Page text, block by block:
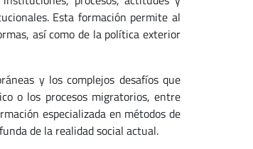
Esta formación permite al
así como de la política exterior
y los complejos desafíos que
o los procesos migratorios, entre
especializada en métodos de
de la realidad social actual.